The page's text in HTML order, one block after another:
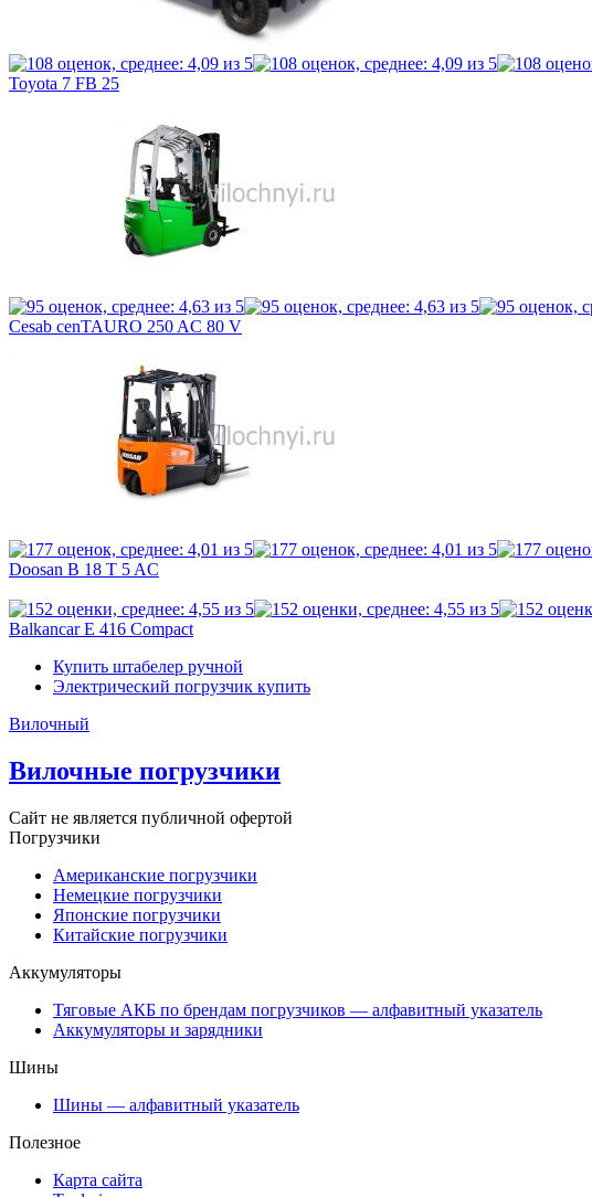
Toyota 7 FB 25
Cesab cenTAURO 250 AC 80 V
Doosan B 18 T 5 AC
Balkancar E 416 Compact
Купить штабелер ручной
Электрический погрузчик купить
Вилочный
Вилочные погрузчики
Сайт не является публичной офертой
Погрузчики
Американские погрузчики
Немецкие погрузчики
Японские погрузчики
Китайские погрузчики
Аккумуляторы
Тяговые АКБ по брендам погрузчиков — алфавитный указатель
Аккумуляторы и зарядники
Шины
Шины — алфавитный указатель
Полезное
Карта сайта